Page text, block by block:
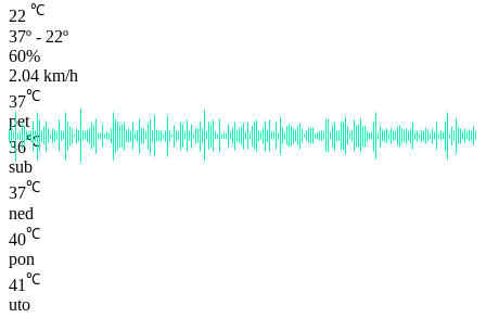
22 ℃
37º - 22º
60%
2.04 km/h
37℃
pet
36℃
sub
37℃
ned
40℃
pon
41 ℃
uto